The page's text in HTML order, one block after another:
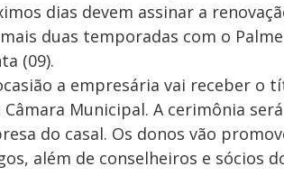
dias devem assinar a
duas temporadas com o
(09).
a empresária vai receber o
Câmara Municipal. A cerimônia
do casal. Os donos vão
além de conselheiros e sócios